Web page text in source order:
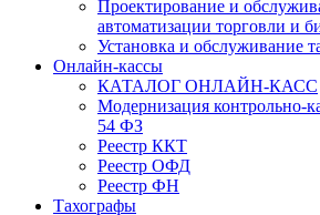
Проектирование и
автоматизации торговли и
Установка и обслуживание
Онлайн-кассы
КАТАЛОГ ОНЛАЙН-КАСС
Модернизация контрольно-
54 ФЗ
Реестр ККТ
Реестр ОФД
Реестр ФН
Тахографы